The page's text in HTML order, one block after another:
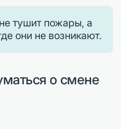
тушит пожары, а
они не возникают.
о смене